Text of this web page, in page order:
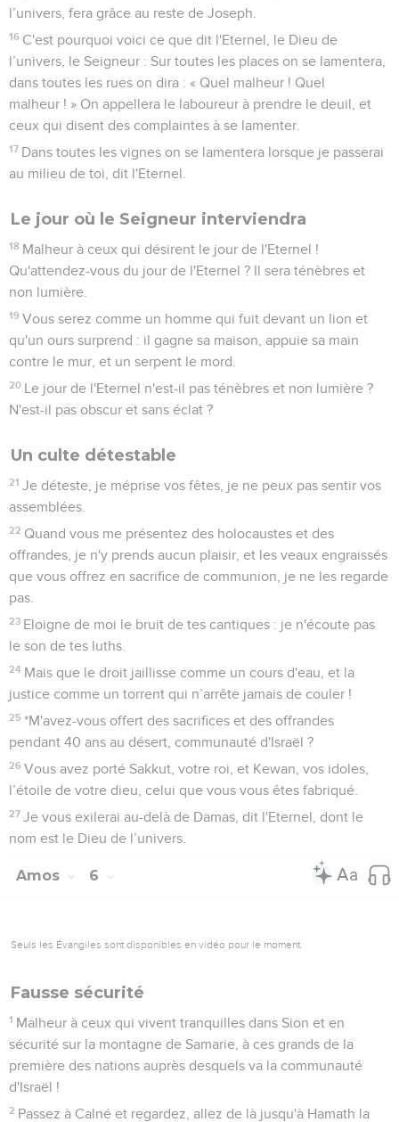
l’univers, fera grâce au reste de Joseph.
16 C'est pourquoi voici ce que dit l'Eternel, le Dieu de
l’univers, le Seigneur : Sur toutes les places on se lamentera,
dans toutes les rues on dira : « Quel malheur ! Quel
malheur ! » On appellera le laboureur à prendre le deuil, et
ceux qui disent des complaintes à se lamenter.
17 Dans toutes les vignes on se lamentera lorsque je passerai
au milieu de toi, dit l'Eternel.
Le jour où le Seigneur interviendra
18 Malheur à ceux qui désirent le jour de l'Eternel !
Qu'attendez-vous du jour de l'Eternel ? Il sera ténèbres et
non lumière.
19 Vous serez comme un homme qui fuit devant un lion et
qu'un ours surprend : il gagne sa maison, appuie sa main
contre le mur, et un serpent le mord.
20 Le jour de l'Eternel n'est-il pas ténèbres et non lumière ?
N'est-il pas obscur et sans éclat ?
Un culte détestable
21 Je déteste, je méprise vos fêtes, je ne peux pas sentir vos
assemblées.
22 Quand vous me présentez des holocaustes et des
offrandes, je n'y prends aucun plaisir, et les veaux engraissés
que vous offrez en sacrifice de communion, je ne les regarde
pas.
23 Eloigne de moi le bruit de tes cantiques : je n'écoute pas
le son de tes luths.
24 Mais que le droit jaillisse comme un cours d'eau, et la
justice comme un torrent qui n’arrête jamais de couler !
25 *M'avez-vous offert des sacrifices et des offrandes
pendant 40 ans au désert, communauté d'Israël ?
26 Vous avez porté Sakkut, votre roi, et Kewan, vos idoles,
l’étoile de votre dieu, celui que vous vous êtes fabriqué.
27 Je vous exilerai au-delà de Damas, dit l'Eternel, dont le
nom est le Dieu de l’univers.
Amos 6
Seuls les Évangiles sont disponibles en vidéo pour le moment.
Fausse sécurité
1 Malheur à ceux qui vivent tranquilles dans Sion et en
sécurité sur la montagne de Samarie, à ces grands de la
première des nations auprès desquels va la communauté
d'Israël !
2 Passez à Calné et regardez, allez de là jusqu'à Hamath la